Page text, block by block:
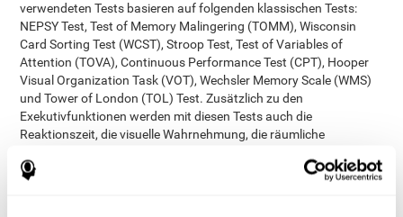
verwendeten Tests basieren auf folgenden klassischen Tests:
NEPSY Test, Test of Memory Malingering (TOMM), Wisconsin
Card Sorting Test (WCST), Stroop Test, Test of Variables of
Attention (TOVA), Continuous Performance Test (CPT), Hooper
Visual Organization Task (VOT), Wechsler Memory Scale (WMS)
und Tower of London (TOL) Test. Zusätzlich zu den
Exekutivfunktionen werden mit diesen Tests auch die
Reaktionszeit, die visuelle Wahrnehmung, die räumliche
visuelle Kurzzeitgedächtnis, das phonologische